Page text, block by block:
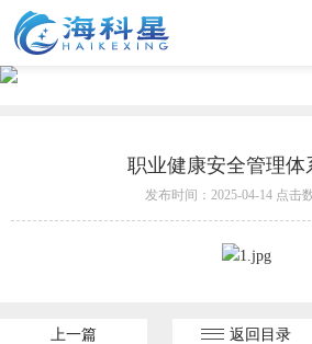
职业健康安全管理体
发布时间：2025-04-14 点击
上一篇 返回目录